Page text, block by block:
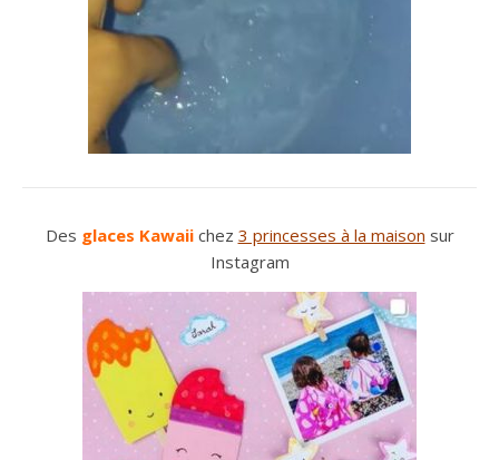
Des glaces Kawaiichez 3 princesses à la maison sur
Instagram